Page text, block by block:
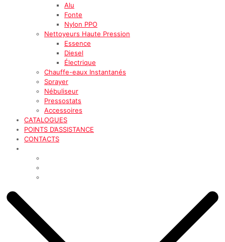
Alu
Fonte
Nylon PPO
Nettoyeurs Haute Pression
Essence
Diesel
Électrique
Chauffe-eaux Instantanés
Sprayer
Nébuliseur
Pressostats
Accessoires
CATALOGUES
POINTS D’ASSISTANCE
CONTACTS